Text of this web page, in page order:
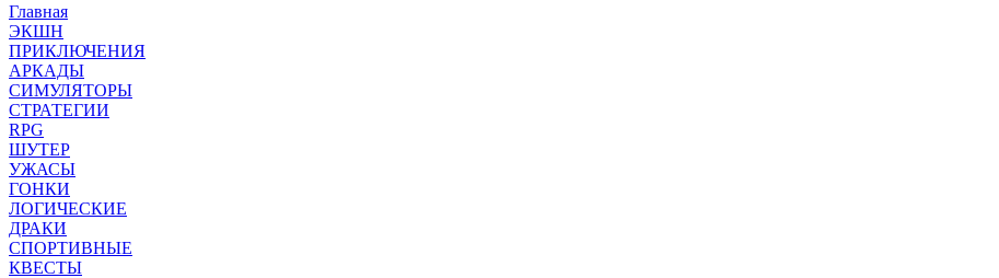
Главная
ЭКШН
ПРИКЛЮЧЕНИЯ
АРКАДЫ
СИМУЛЯТОРЫ
СТРАТЕГИИ
RPG
ШУТЕР
УЖАСЫ
ГОНКИ
ЛОГИЧЕСКИЕ
ДРАКИ
СПОРТИВНЫЕ
КВЕСТЫ